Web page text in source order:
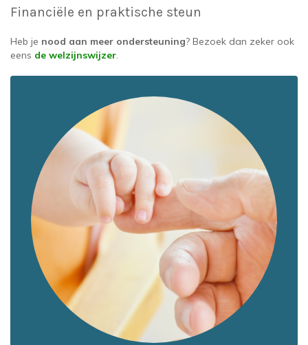
Financiële en praktische steun
Heb je nood aan meer ondersteuning? Bezoek dan zeker ook
eens de welzijnswijzer.